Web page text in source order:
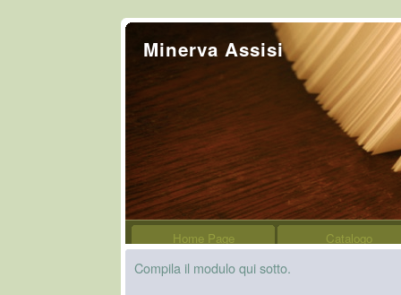
Minerva Assisi
Home Page Catalogo
Compila il modulo qui sotto.